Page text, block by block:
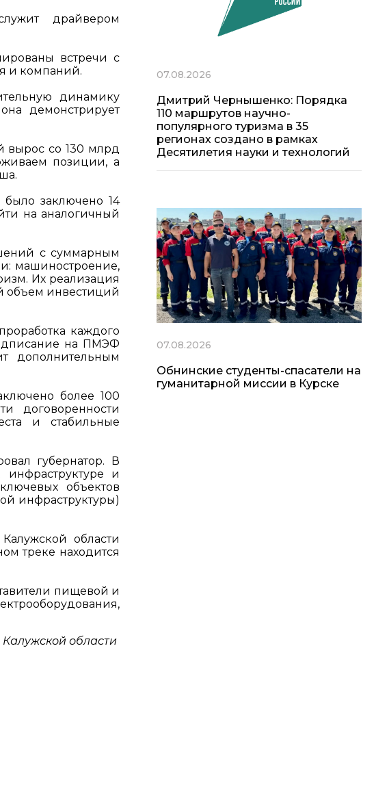
драйвером
встречи с
и компаний.
динамику
демонстрирует
вырос со 130 млрд
позиции, а
было заключено 14
на аналогичный
с суммарным
машиностроение,
Их реализация
объем инвестиций
каждого
на ПМЭФ
дополнительным
более 100
договоренности
и стабильные
губернатор. В
и
объектов
инфраструктуры)
области
треке находится
пищевой и
области
07.08.2026
Дмитрий Чернышенко: Порядка
110 маршрутов научно-
популярного туризма в 35
регионах создано в рамках
Десятилетия науки и технологий
07.08.2026
Обнинские студенты-спасатели на
гуманитарной миссии в Курске